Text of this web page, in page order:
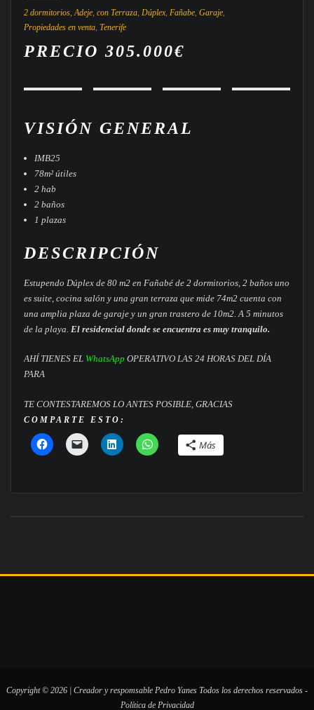
2 dormitorios,Adeje, con Terraza, Dúplex, Fañabe, Garaje,
Propiedades en venta, Tenerife
PRECIO 305.000€
VISIÓN GENERAL
IMB25
78m² útiles
2 hab
2 baños
1 plazas
DESCRIPCIÓN
Estupendo Dúplex de 80 m2 en Fañabé de 2 dormitorios, 2 baños uno
es suite, cocina salón y una gran terraza que mide 74m2 cuenta con
una amplia plaza de garaje y un gran trastero de 10m2. A 5 minutos
de la playa. El residencial donde se encuentra es muy tranquilo.
AHÍ TIENES EL WhatsApp OPERATIVO LAS 24 HORAS DEL DÍA
PARA
TE CONTESTAREMOS LO ANTES POSIBLE, GRACIAS
COMPARTE ESTO:
Más
Copyright © 2026 | Creador y respomsable Pedro Yanes Todos los derechos reservados -
Política de Privacidad